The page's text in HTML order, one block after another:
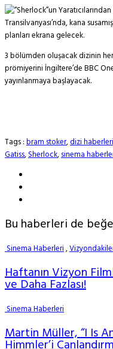
Transilvanyası’nda, kana
planları ekrana gelecek.
3 bölümden oluşacak dizinin
prömiyerini İngiltere’de BBC
yayınlanmaya başlayacak.
Tags :bram stoker,dizi haberleri
Gatiss,Sherlock,sinema
Bu haberleri de
Sinema Haberleri,
Haftanın Vizyon
ve Daha Fazlası!
Sinema Haberleri
Martin Müller, “I Is